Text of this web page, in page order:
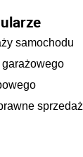
samochodu